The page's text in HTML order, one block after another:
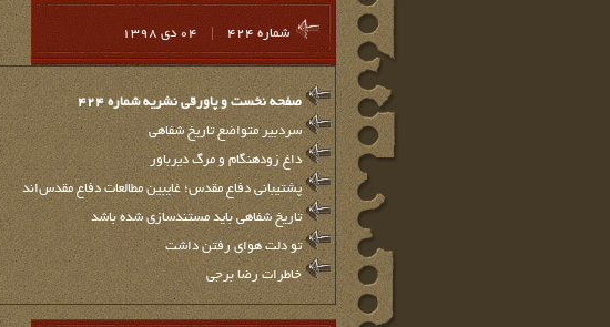
شماره 424
صفحه نخست و پاورقي نشريه شماره 424
سردبیر متواضع تاریخ شفاهی
داغ زودهنگام و مرگ دیرباور
پشتیبانی دفاع مقدس؛ غایبین مطالعات دفاع مقدس‌اند
تاریخ شفاهی باید مستندسازی شده باشد
تو دلت هوای رفتن داشت
خاطرات رضا برجی